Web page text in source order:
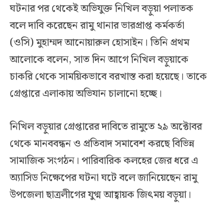
ঘটনার পর থেকেই অভিযুক্ত নিখিল বড়ুয়া পলাতক
বলে দাবি করেছেন রামু থানার ভারপ্রাপ্ত কর্মকর্তা
(ওসি) মুহাম্মদ আনোয়ারুল হোসাইন। তিনি প্রথম
আলোকে বলেন, সাত দিন আগে নিখিল বড়ুয়াকে
চাকরি থেকে সাময়িকভাবে বরখাস্ত করা হয়েছে। তাকে
গ্রেপ্তারে এলাকায় অভিযান চালানো হচ্ছে।
নিখিল বড়ুয়ার গ্রেপ্তারের দাবিতে রামুতে ২৯ অক্টোবর
থেকে মানববন্ধন ও প্রতিবাদ সমাবেশ করছে বিভিন্ন
সামাজিক সংগঠন। পারিবারিক কলহের জের ধরে এ
অ্যাসিড নিক্ষেপের ঘটনা ঘটে বলে জানিয়েছেন রামু
উপজেলা ছাত্রলীগের যুগ্ম আহ্বায়ক জিৎময় বড়ুয়া।